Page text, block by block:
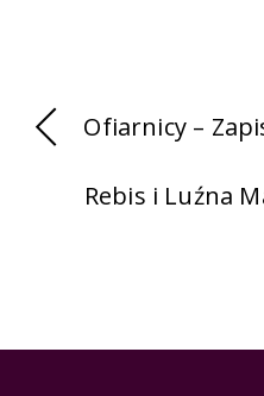
Ofiarnicy –
Rebis i Luźna